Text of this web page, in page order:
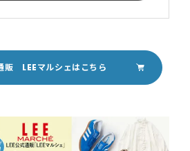
販 LEEマルシェはこちら